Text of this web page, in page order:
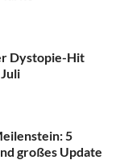
Dystopie-Hit
5
großes Update